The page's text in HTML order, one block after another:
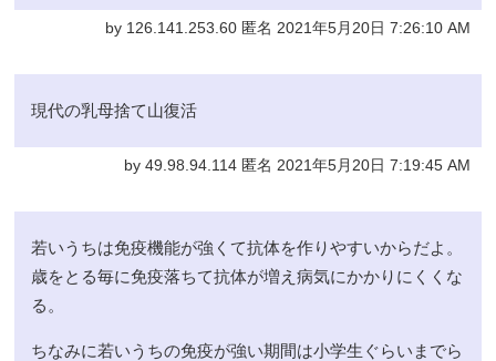
by 126.141.253.60 匿名 2021年5月20日 7:26:10 AM
現代の乳母捨て山復活
by 49.98.94.114 匿名 2021年5月20日 7:19:45 AM
若いうちは免疫機能が強くて抗体を作りやすいからだよ。
歳をとる毎に免疫落ちて抗体が増え病気にかかりにくくな
る。
ちなみに若いうちの免疫が強い期間は小学生ぐらいまでら